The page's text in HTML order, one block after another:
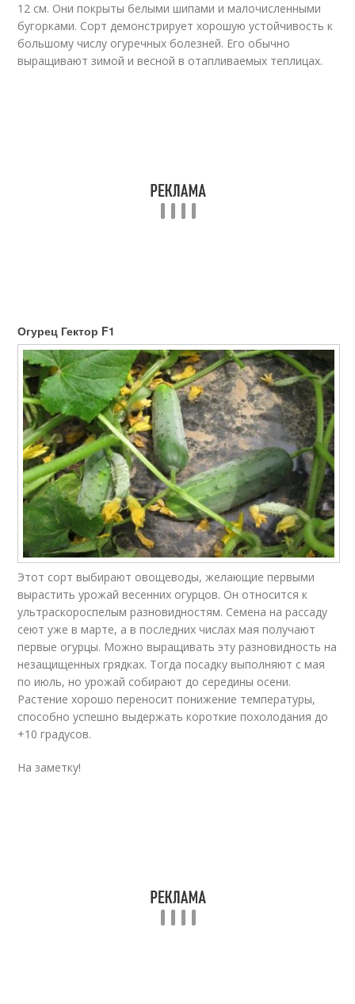
12 см. Они покрыты белыми шипами и малочисленными
бугорками. Сорт демонстрирует хорошую устойчивость к
большому числу огуречных болезней. Его обычно
выращивают зимой и весной в отапливаемых теплицах.
Огурец Гектор F1
Этот сорт выбирают овощеводы, желающие первыми
вырастить урожай весенних огурцов. Он относится к
ультраскороспелым разновидностям. Семена на рассаду
сеют уже в марте, а в последних числах мая получают
первые огурцы. Можно выращивать эту разновидность на
незащищенных грядках. Тогда посадку выполняют с мая
по июль, но урожай собирают до середины осени.
Растение хорошо переносит понижение температуры,
способно успешно выдержать короткие похолодания до
+10 градусов.
На заметку!